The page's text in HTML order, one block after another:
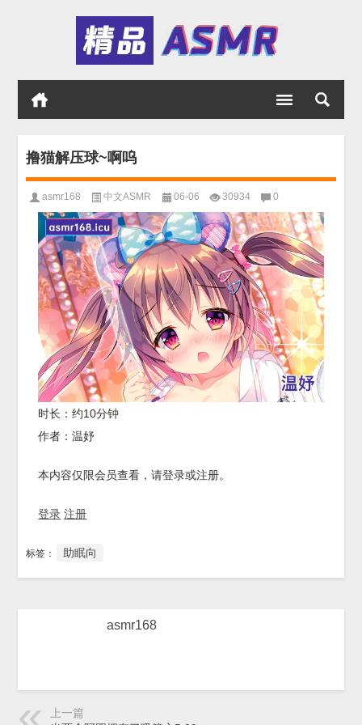
撸猫解压球~啊呜
asmr168 中文ASMR 06-06 30934 0
时长：约10分钟
作者：温妤
本内容仅限会员查看，请登录或注册。
登录 注册
标签： 助眠向
asmr168
上一篇